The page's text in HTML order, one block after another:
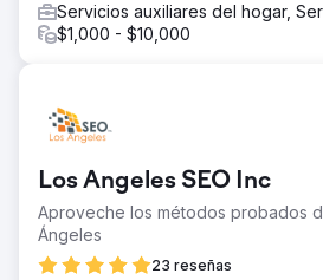
Servicios auxiliares del hogar,
$1,000 - $10,000
Los Angeles SEO Inc
Aproveche los métodos probados
Ángeles
23 reseñas